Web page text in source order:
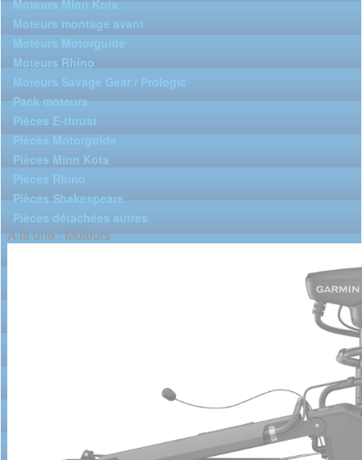
Moteurs Minn Kota
Moteurs montage avant
Moteurs Motorguide
Moteurs Rhino
Moteurs Savage Gear / Prologic
Pack moteurs
Pièces E-thrust
Pièces Motorguide
Pièces Minn Kota
Pièces Rhino
Pièces Shakespeare
Pièces détachées autres
A la une : Moteurs